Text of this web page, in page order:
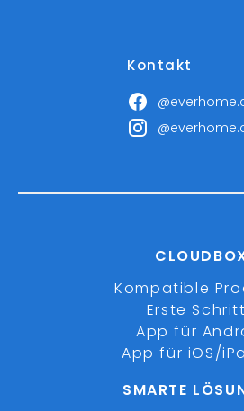
Kontakt
Kompatible
Erste
App für
App für iOS/
SMARTE